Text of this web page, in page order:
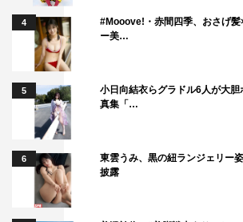
4
#Mooove!・赤間四季、おさげ
ー美…
5
小日向結衣らグラドル6人が大胆
真集「…
6
東雲うみ、黒の紐ランジェリー
披露